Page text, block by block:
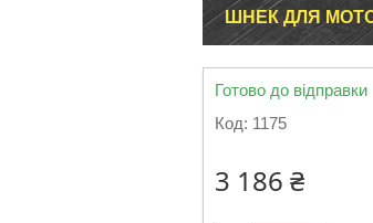
ШНЕК ДЛЯ
Готово до відправки
Код: 1175
3 186 ₴